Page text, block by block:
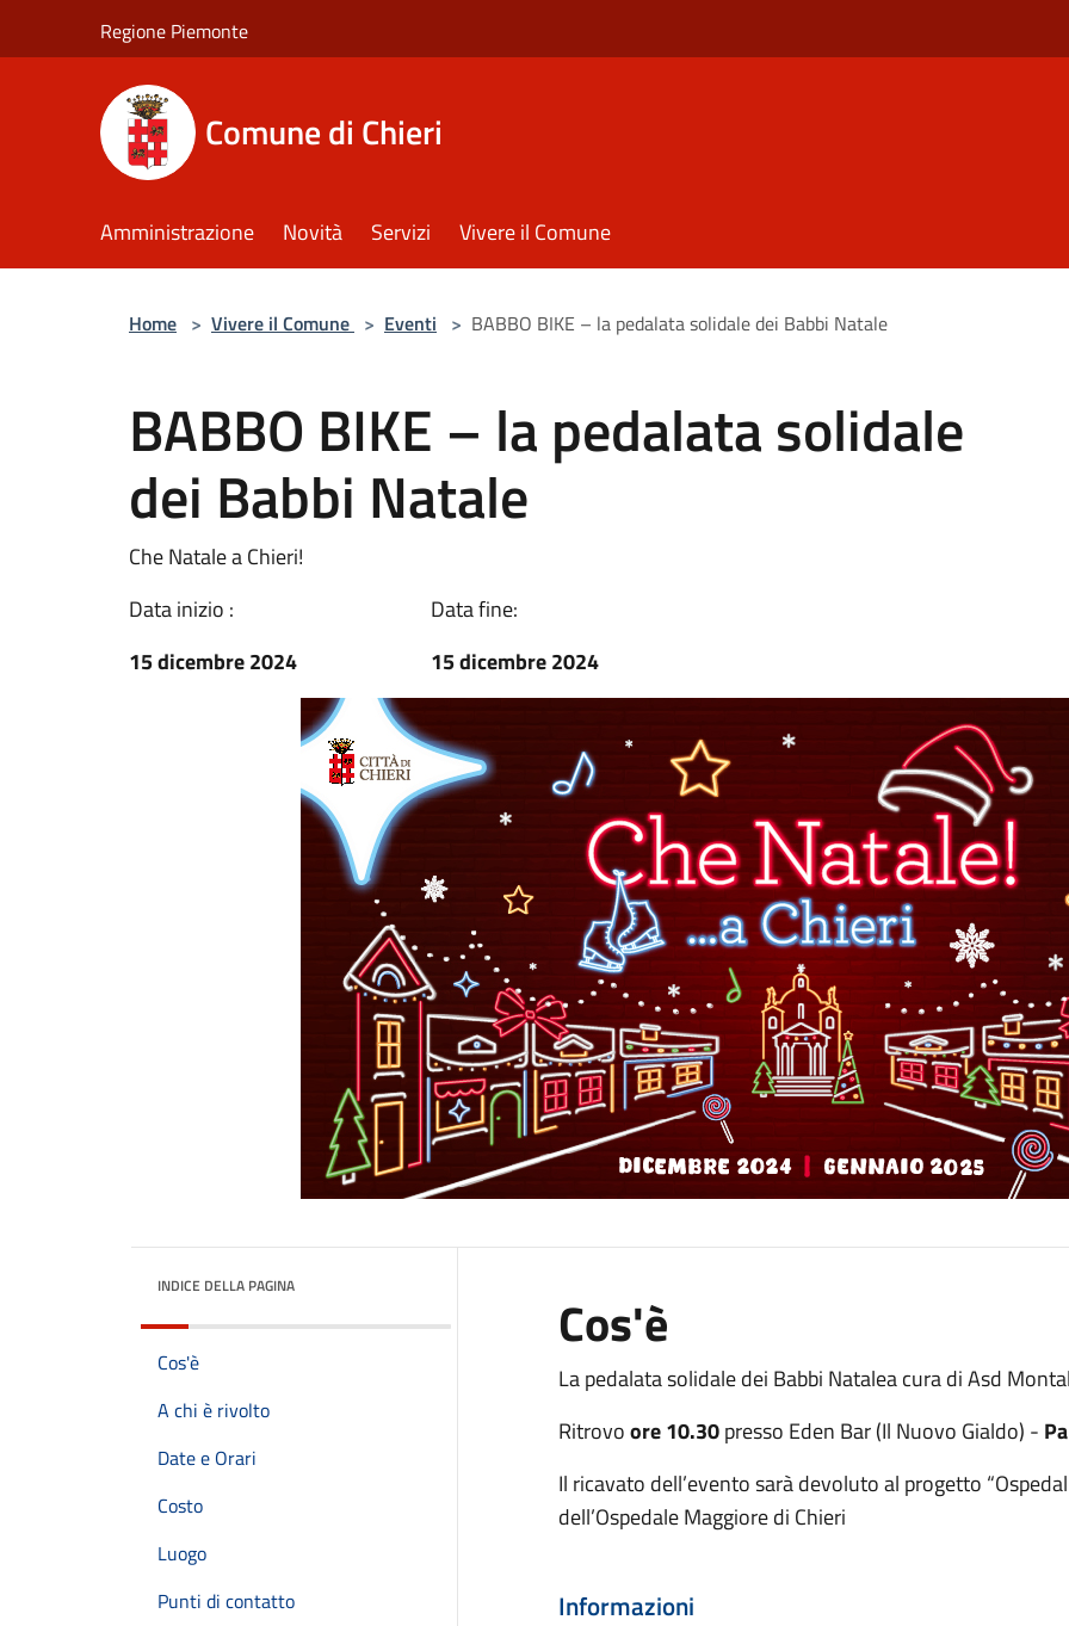
Regione Piemonte
Comune di Chieri
Amministrazione Novità Servizi Vivere il Comune
Home > Vivere il Comune > Eventi > BABBO BIKE – la pedalata solidale dei Babbi Natale
BABBO BIKE – la pedalata solidale
dei Babbi Natale
Che Natale a Chieri!
Data inizio :
15 dicembre 2024
Data fine:
15 dicembre 2024
INDICE DELLA PAGINA
Cos'è
A chi è rivolto
Date e Orari
Costo
Luogo
Punti di contatto
Cos'è
La pedalata solidale dei Babbi Natalea cura di Asd
Ritrovoore 10.30presso Eden Bar (Il Nuovo Gialdo) -
Il ricavato dell’evento sarà devoluto al progetto
dell’Ospedale Maggiore di Chieri
Informazioni